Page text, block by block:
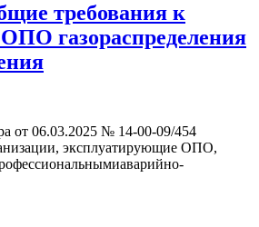
требования к
газораспределения
от 06.03.2025 № 14-00-09/454
эксплуатирующие ОПО,